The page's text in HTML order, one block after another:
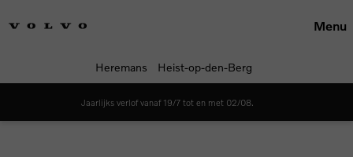
Menu
Heremans Heist-op-den-Berg
Jaarlijks verlof vanaf 19/7 tot en met 02/08.